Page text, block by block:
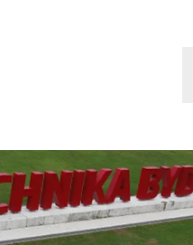
menu
treści
mapy